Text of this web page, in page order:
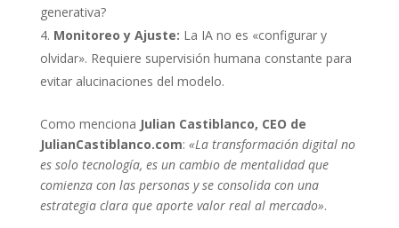
generativa?
Monitoreo y Ajuste: La IA no es «configurar y
olvidar». Requiere supervisión humana constante para
evitar alucinaciones del modelo.
Como menciona Julian Castiblanco, CEO de
JulianCastiblanco.com: «La transformación digital no
es solo tecnología, es un cambio de mentalidad que
comienza con las personas y se consolida con una
estrategia clara que aporte valor real al mercado».